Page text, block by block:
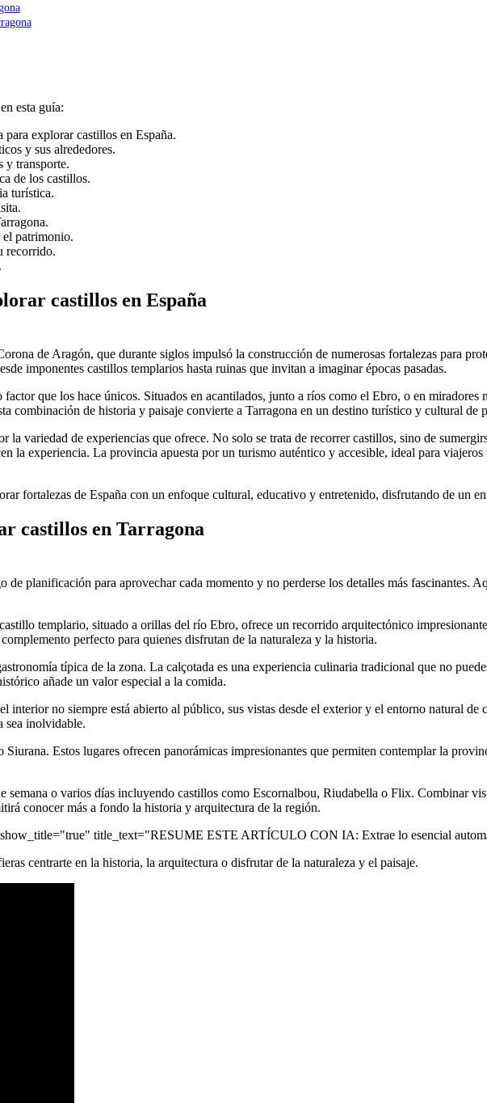
esta guía:
explorar castillos en España.
y sus alrededores.
y transporte.
de los castillos.
turística.
el patrimonio.
recorrido.
castillos en España
de Aragón, que durante siglos impulsó la construcción de numerosas fortalezas para
imponentes castillos templarios hasta ruinas que invitan a imaginar épocas pasadas.
que los hace únicos. Situados en acantilados, junto a ríos como el Ebro, o en miradores
combinación de historia y paisaje convierte a Tarragona en un destino turístico y cultural de
la variedad de experiencias que ofrece. No solo se trata de recorrer castillos, sino de
la experiencia. La provincia apuesta por un turismo auténtico y accesible, ideal para
fortalezas de España con un enfoque cultural, educativo y entretenido, disfrutando de un
castillos en Tarragona
planificación para aprovechar cada momento y no perderse los detalles más fascinantes.
templario, situado a orillas del río Ebro, ofrece un recorrido arquitectónico
perfecto para quienes disfrutan de la naturaleza y la historia.
típica de la zona. La calçotada es una experiencia culinaria tradicional que no
añade un valor especial a la comida.
no siempre está abierto al público, sus vistas desde el exterior y el entorno natural de
sea inolvidable.
Estos lugares ofrecen panorámicas impresionantes que permiten contemplar la
semana o varios días incluyendo castillos como Escornalbou, Riudabella o Flix. Combinar
conocer más a fondo la historia y arquitectura de la región.
title_text="RESUME ESTE ARTÍCULO CON IA: Extrae lo esencial
centrarte en la historia, la arquitectura o disfrutar de la naturaleza y el paisaje.